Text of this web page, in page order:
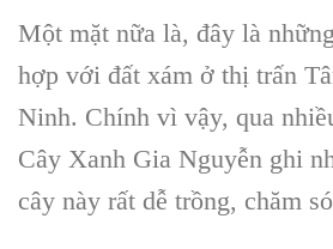
Một mặt nữa là, đây là
hợp với đất xám ở thị trấn
Ninh. Chính vì vậy, qua
Cây Xanh Gia Nguyễn ghi
cây này rất dễ trồng, chăm